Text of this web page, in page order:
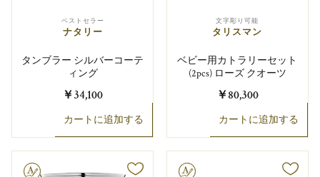
ベストセラー
ナタリー
タンブラー シルバーコーテ
ィング
￥34,100
カートに追加する
文字彫り可能
タリスマン
ベビー用カトラリーセット
(2pcs) ローズ クオーツ
￥80,300
カートに追加する
文字彫り可能